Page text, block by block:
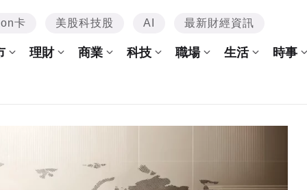
卡 美股科技股 AI 最新財經資訊
理財 商業 科技 職場 生活 時事